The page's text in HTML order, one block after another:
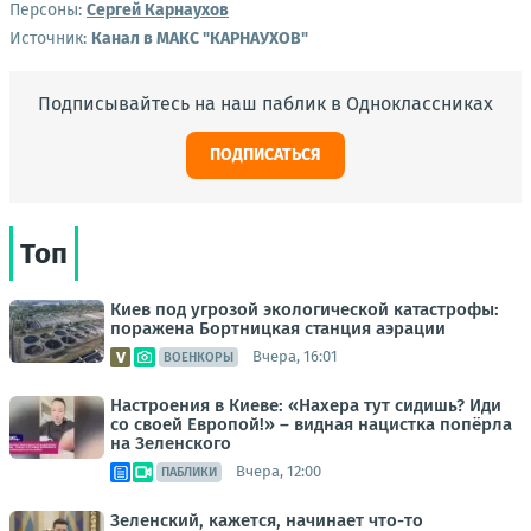
Персоны: Сергей Карнаухов
Источник: Канал в МАКС "КАРНАУХОВ"
Подписывайтесь на наш паблик в Одноклассниках
ПОДПИСАТЬСЯ
Топ
Киев под угрозой экологической катастрофы:
поражена Бортницкая станция аэрации
ВОЕНКОРЫ Вчера, 16:01
Настроения в Киеве: «Нахера тут сидишь? Иди
со своей Европой!» – видная нацистка попёрла
на Зеленского
ПАБЛИКИ Вчера, 12:00
Зеленский, кажется, начинает что-то